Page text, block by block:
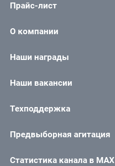
Прайс-лист
О компании
Наши награды
Наши вакансии
Техподдержка
Предвыборная агитация
Статистика канала в MAX